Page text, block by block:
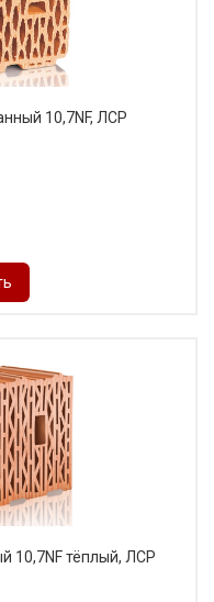
10,7NF, ЛСР
10,7NF тёплый, ЛСР